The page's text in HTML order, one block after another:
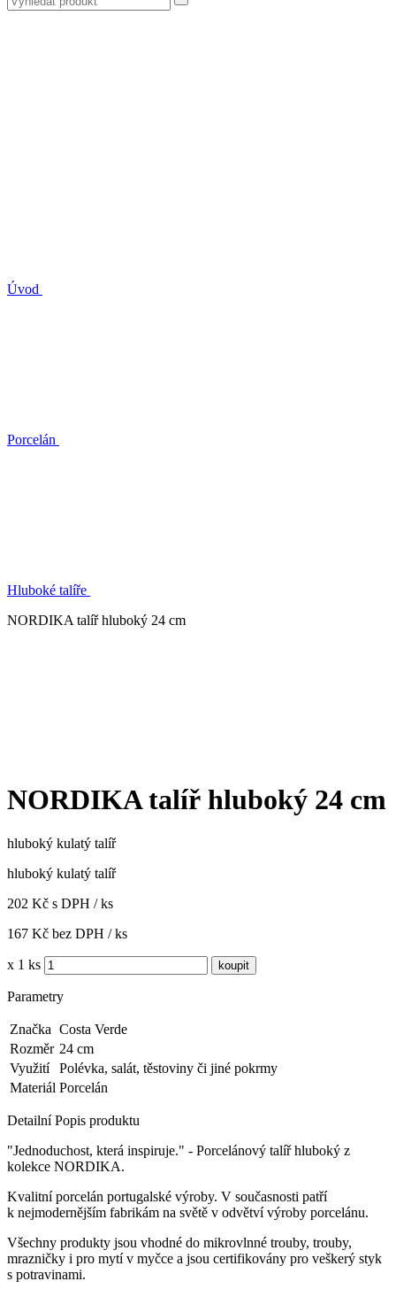
Úvod
Porcelán
Hluboké talíře
NORDIKA talíř hluboký 24 cm
NORDIKA talíř hluboký 24 cm
hluboký kulatý talíř
hluboký kulatý talíř
202 Kč s DPH / ks
167 Kč bez DPH / ks
x 1 ks
Parametry
Značka Costa Verde
Rozměr 24 cm
Využití
Polévka, salát, těstoviny či jiné pokrmy
Materiál Porcelán
Detailní Popis produktu
"Jednoduchost, která inspiruje." - Porcelánový talíř hluboký z
kolekce NORDIKA.
Kvalitní porcelán portugalské výroby. V současnosti patří
k nejmodernějším fabrikám na světě v odvětví výroby porcelánu.
Všechny produkty jsou vhodné do mikrovlnné trouby, trouby,
mrazničky i pro mytí v myčce a jsou certifikovány pro veškerý styk
s potravinami.